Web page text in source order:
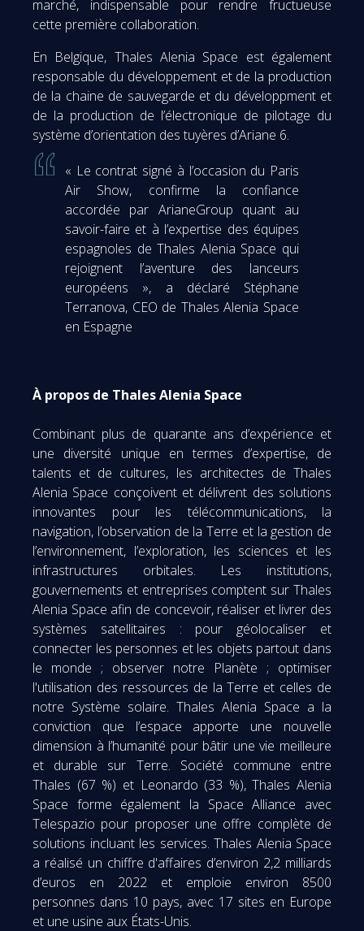
marché, indispensable pour rendre fructueuse
cette première collaboration.
En Belgique, Thales Alenia Space est également
responsable du développement et de la production
de la chaine de sauvegarde et du développment et
de la production de l’électronique de pilotage du
système d’orientation des tuyères d’Ariane 6.
« Le contrat signé à l’occasion du Paris
Air Show, confirme la confiance
accordée par ArianeGroup quant au
savoir-faire et à l’expertise des équipes
espagnoles de Thales Alenia Space qui
rejoignent l’aventure des lanceurs
européens », a déclaré Stéphane
Terranova, CEO de Thales Alenia Space
en Espagne
À propos de Thales Alenia Space
Combinant plus de quarante ans d’expérience et
une diversité unique en termes d’expertise, de
talents et de cultures, les architectes de Thales
Alenia Space conçoivent et délivrent des solutions
innovantes pour les télécommunications, la
navigation, l’observation de la Terre et la gestion de
l’environnement, l’exploration, les sciences et les
infrastructures orbitales. Les institutions,
gouvernements et entreprises comptent sur Thales
Alenia Space afin de concevoir, réaliser et livrer des
systèmes satellitaires : pour géolocaliser et
connecter les personnes et les objets partout dans
le monde ; observer notre Planète ; optimiser
l'utilisation des ressources de la Terre et celles de
notre Système solaire. Thales Alenia Space a la
conviction que l’espace apporte une nouvelle
dimension à l’humanité pour bâtir une vie meilleure
et durable sur Terre. Société commune entre
Thales (67 %) et Leonardo (33 %), Thales Alenia
Space forme également la Space Alliance avec
Telespazio pour proposer une offre complète de
solutions incluant les services. Thales Alenia Space
a réalisé un chiffre d'affaires d’environ 2,2 milliards
d’euros en 2022 et emploie environ 8500
personnes dans 10 pays, avec 17 sites en Europe
et une usine aux États-Unis.